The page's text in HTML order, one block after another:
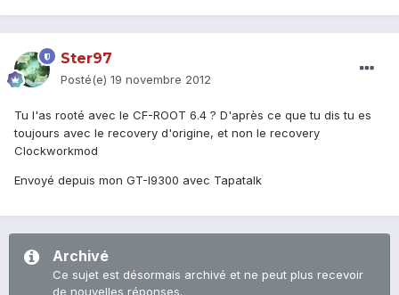
Ster97
Posté(e) 19 novembre 2012
Tu l'as rooté avec le CF-ROOT 6.4 ? D'après ce que tu dis tu es
toujours avec le recovery d'origine, et non le recovery
Clockworkmod
Envoyé depuis mon GT-I9300 avec Tapatalk
Archivé
Ce sujet est désormais archivé et ne peut plus recevoir
de nouvelles réponses.